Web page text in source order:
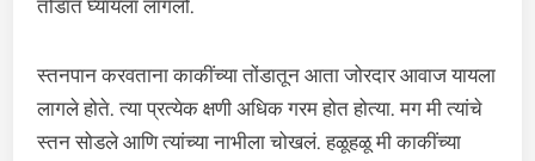
तोंडात घ्यायला लागलो.
स्तनपान करवताना काकींच्या तोंडातून आता जोरदार आवाज यायला
लागले होते. त्या प्रत्येक क्षणी अधिक गरम होत होत्या. मग मी त्यांचे
स्तन सोडले आणि त्यांच्या नाभीला चोखलं. हळूहळू मी काकींच्या